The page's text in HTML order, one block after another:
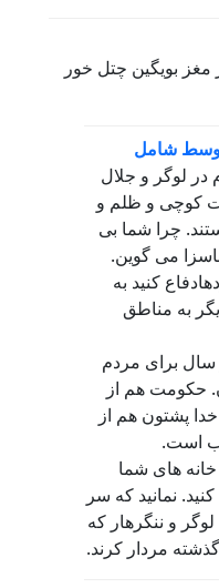
بویگین چتل خور
شامل
لوگر و جلال
کوچی و ظلم و
چرا شما بی
می گوین.
کنید به
به مناطق
سال برای مردم
حکومت هم از
پشتون هم از
است.
خانه های شما
نمانید که سر
و ننگرهار که
مردار کرند.